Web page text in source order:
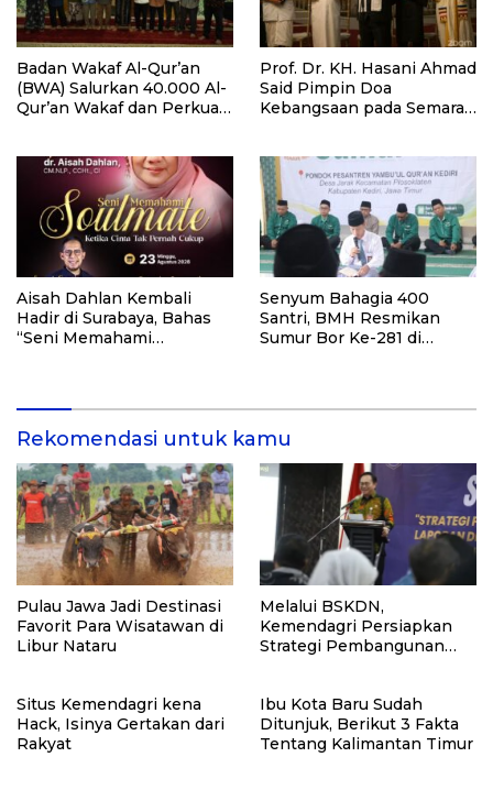
Badan Wakaf Al-Qur’an
(BWA) Salurkan 40.000 Al-
Qur’an Wakaf dan Perkuat
Prof. Dr. KH. Hasani Ahmad
Said Pimpin Doa
Kebangsaan pada Semarak
dan Pemasyarakatan RI
Aisah Dahlan Kembali
Hadir di Surabaya, Bahas
“Seni Memahami
Senyum Bahagia 400
Santri, BMH Resmikan
Sumur Bor Ke-281 di
Rekomendasi untuk kamu
Pulau Jawa Jadi Destinasi
Favorit Para Wisatawan di
Libur Nataru
Melalui BSKDN,
Kemendagri Persiapkan
Strategi Pembangunan
Situs Kemendagri kena
Hack, Isinya Gertakan dari
Rakyat
Ibu Kota Baru Sudah
Ditunjuk, Berikut 3 Fakta
Tentang Kalimantan Timur